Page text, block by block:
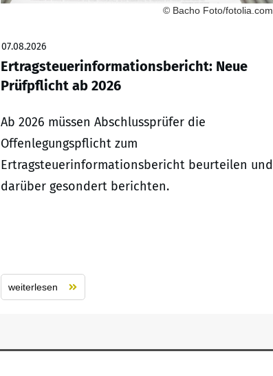
© Bacho Foto/fotolia.com
07.08.2026
Ertragsteuerinformationsbericht: Neue
Prüfpflicht ab 2026
Ab 2026 müssen Abschlussprüfer die
Offenlegungspflicht zum
Ertragsteuerinformationsbericht beurteilen und
darüber gesondert berichten.
weiterlesen